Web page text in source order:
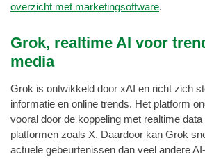
overzicht met marketingsoftware.
Grok, realtime AI voor
media
Grok is ontwikkeld door xAI en richt zich
informatie en online trends. Het platform
vooral door de koppeling met realtime
platformen zoals X. Daardoor kan Grok
actuele gebeurtenissen dan veel andere